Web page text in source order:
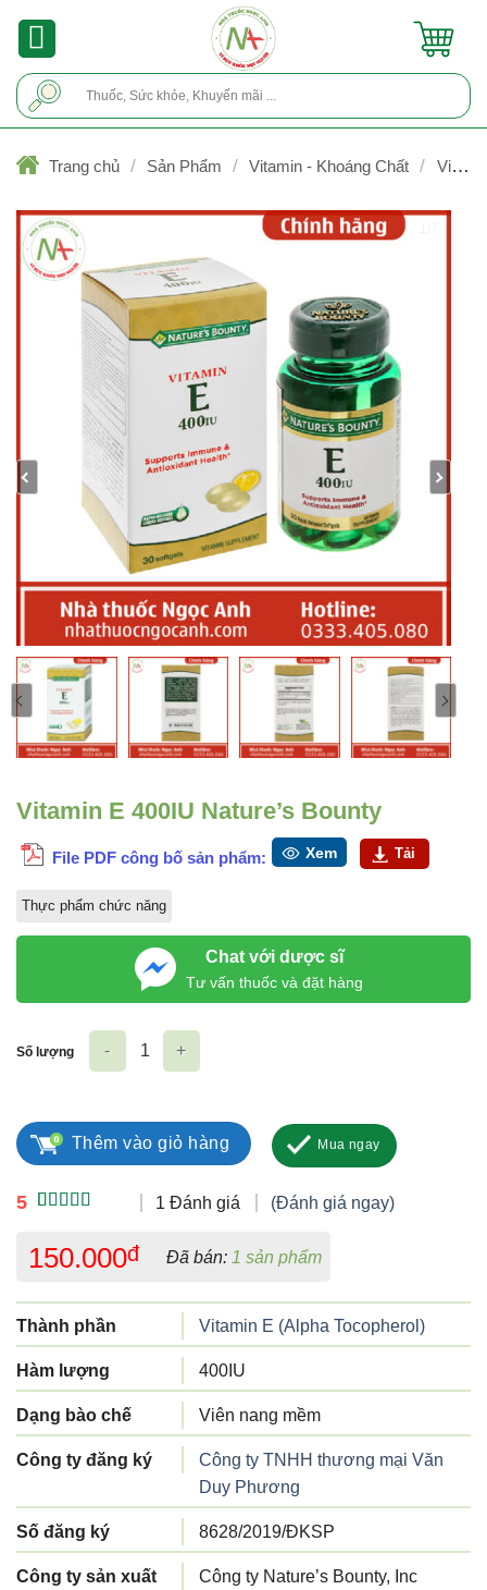
Trang chủ / Sản Phẩm / Vitamin - Khoáng Chất /
Vitamin E 400IU Nature’s Bounty
File PDF công bố sản phẩm: Xem Tải
Thực phẩm chức năng
Chat với dược sĩ
Tư vấn thuốc và đặt hàng
5
đánh giá
1 Đánh giá (Đánh giá ngay)
150.000đ Đã bán: 1 sản phẩm
Thành phần Vitamin E (Alpha Tocopherol)
Hàm lượng 400IU
Dạng bào chế Viên nang mềm
Công ty đăng ký
Công ty TNHH thương mại Văn
Duy Phương
Số đăng ký 8628/2019/ĐKSP
Công ty sản xuất Công ty Nature’s Bounty, Inc
Số lượng
Thêm vào giỏ hàng Mua ngay